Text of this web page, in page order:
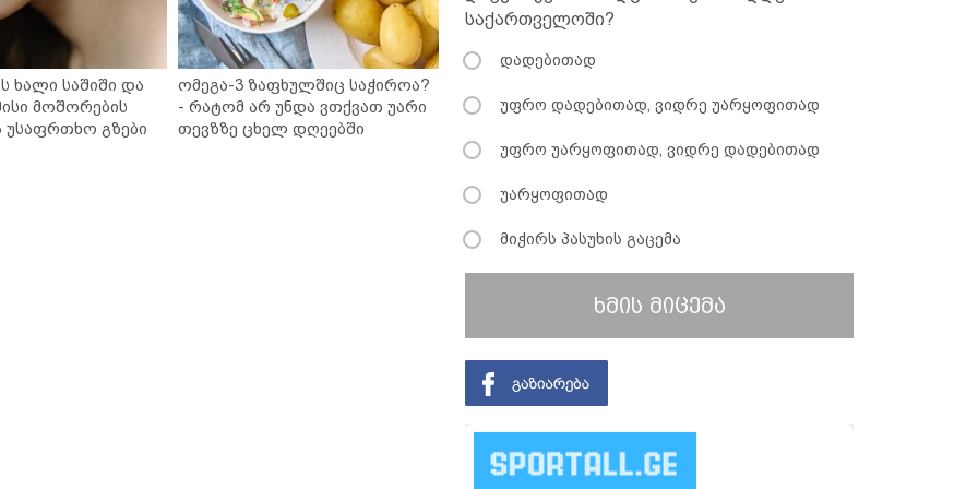
ხალი საშიში და
მოშორების
უსაფრთხო გზები
ომეგა-3 ზაფხულშიც საჭიროა?
- რატომ არ უნდა ვთქვათ უარი
თევზზე ცხელ დღეებში
საქართველოში?
დადებითად
უფრო დადებითად, ვიდრე უარყოფითად
უფრო უარყოფითად, ვიდრე დადებითად
უარყოფითად
მიჭირს პასუხის გაცემა
ხმის მიცემა